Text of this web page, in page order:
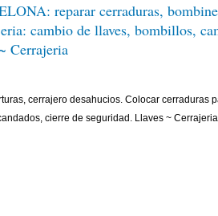
reparar cerraduras,
cambio de llaves, bombillos,
Cerrajeria
cerrajero desahucios. Colocar cerraduras
cierre de seguridad. Llaves ~